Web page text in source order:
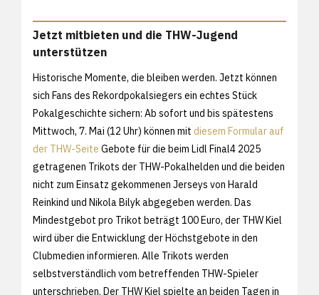
Jetzt mitbieten und die THW-Jugend
unterstützen
Historische Momente, die bleiben werden. Jetzt können
sich Fans des Rekordpokalsiegers ein echtes Stück
Pokalgeschichte sichern: Ab sofort und bis spätestens
Mittwoch, 7. Mai (12 Uhr) können mit diesem Formular auf
der THW-Seite Gebote für die beim Lidl Final4 2025
getragenen Trikots der THW-Pokalhelden und die beiden
nicht zum Einsatz gekommenen Jerseys von Harald
Reinkind und Nikola Bilyk abgegeben werden. Das
Mindestgebot pro Trikot beträgt 100 Euro, der THW Kiel
wird über die Entwicklung der Höchstgebote in den
Clubmedien informieren. Alle Trikots werden
selbstverständlich vom betreffenden THW-Spieler
unterschrieben. Der THW Kiel spielte an beiden Tagen in